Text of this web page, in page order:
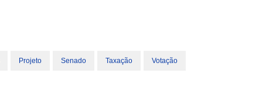
Projeto Senado Taxação Votação